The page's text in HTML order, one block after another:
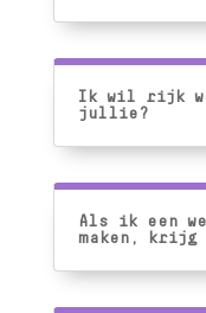
Ik wil rijk
jullie?
Als ik een
maken,